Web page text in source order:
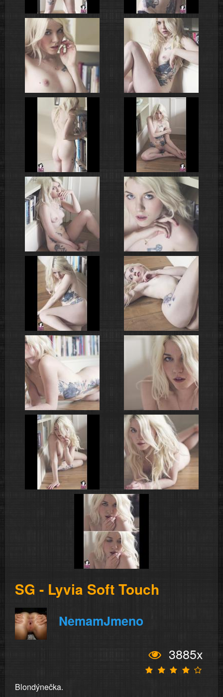
SG - Lyvia Soft Touch
NemamJmeno
3885x
Blondýnečka.